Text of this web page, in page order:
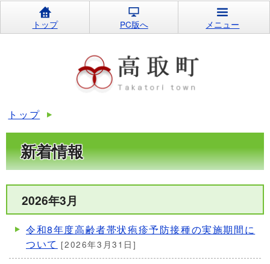
トップ PC版へ メニュー
トップ
新着情報
2026年3月
令和8年度高齢者帯状疱疹予防接種の実施期間に
ついて [2026年3月31日]